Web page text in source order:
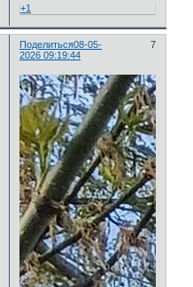
+1
Поделиться 7
08-05-
2026 09:19:44